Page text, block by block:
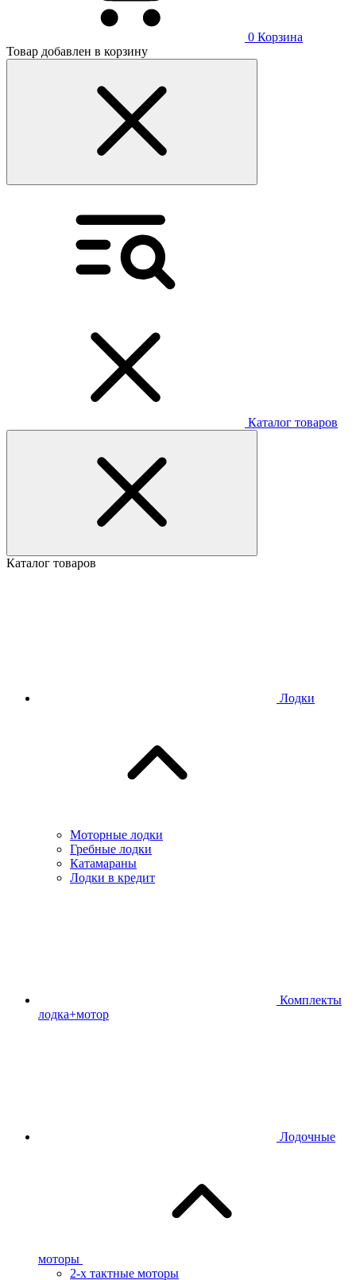
0 Корзина
Товар добавлен в корзину
Каталог товаров
Каталог товаров
Лодки
Моторные лодки
Гребные лодки
Катамараны
Лодки в кредит
Комплекты
лодка+мотор
Лодочные
моторы
2-х тактные моторы